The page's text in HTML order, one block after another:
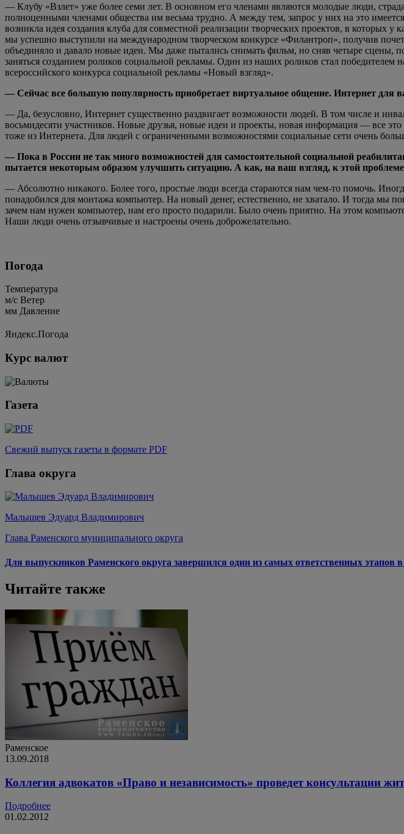
— Клубу «Взлет» уже более семи лет. В основном его членами являются молодые люди,
полноценными членами общества им весьма трудно. А между тем, запрос у них на это
возникла идея создания клуба для совместной реализации творческих проектов, в которых
мы успешно выступили на международном творческом конкурсе «Филантроп», получив
объединяло и давало новые идеи. Мы даже пытались снимать фильм, но сняв четыре
заняться созданием роликов социальной рекламы. Один из наших роликов стал
всероссийского конкурса социальной рекламы «Новый взгляд».
— Сейчас все большую популярность приобретает виртуальное общение. Интернет для
— Да, безусловно, Интернет существенно раздвигает возможности людей. В том числе и
восьмидесяти участников. Новые друзья, новые идеи и проекты, новая информация — все
тоже из Интернета. Для людей с ограниченными возможностями социальные сети очень
— Пока в России не так много возможностей для самостоятельной социальной
пытается некоторым образом улучшить ситуацию. А как, на ваш взгляд, к этой
— Абсолютно никакого. Более того, простые люди всегда стараются нам чем-то помочь.
понадобился для монтажа компьютер. На новый денег, естественно, не хватало. И тогда мы
зачем нам нужен компьютер, нам его просто подарили. Было очень приятно. На этом
Наши люди очень отзывчивые и настроены очень доброжелательно.
Погода
Температура
м/c Ветер
мм Давление
Яндекс.Погода
Курс валют
Газета
Свежий выпуск газеты в формате PDF
Глава округа
Малышев Эдуард Владимирович
Глава Раменского муниципального округа
Для выпускников Раменского округа завершился один из самых ответственных этапов
Читайте также
Раменское
13.09.2018
Коллегия адвокатов «Право и независимость» проведет консультации
Подробнее
01.02.2012